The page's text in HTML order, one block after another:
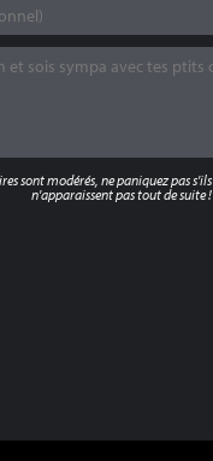
sont modérés, ne paniquez pas s'ils
n'apparaissent pas tout de suite !